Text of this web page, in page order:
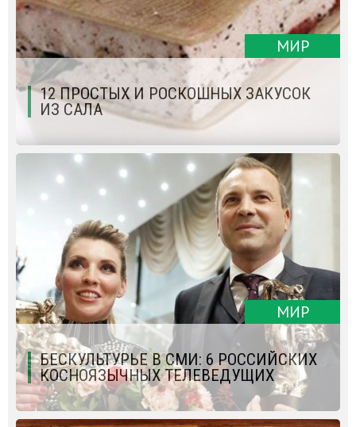
МИР
12 ПРОСТЫХ И РОСКОШНЫХ ЗАКУСОК
ИЗ САЛА
МИР
БЕСКУЛЬТУРЬЕ В СМИ: 6 РОССИЙСКИХ
КОСНОЯЗЫЧНЫХ ТЕЛЕВЕДУЩИХ